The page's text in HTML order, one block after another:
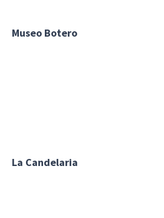
Museo Botero
La Candelaria